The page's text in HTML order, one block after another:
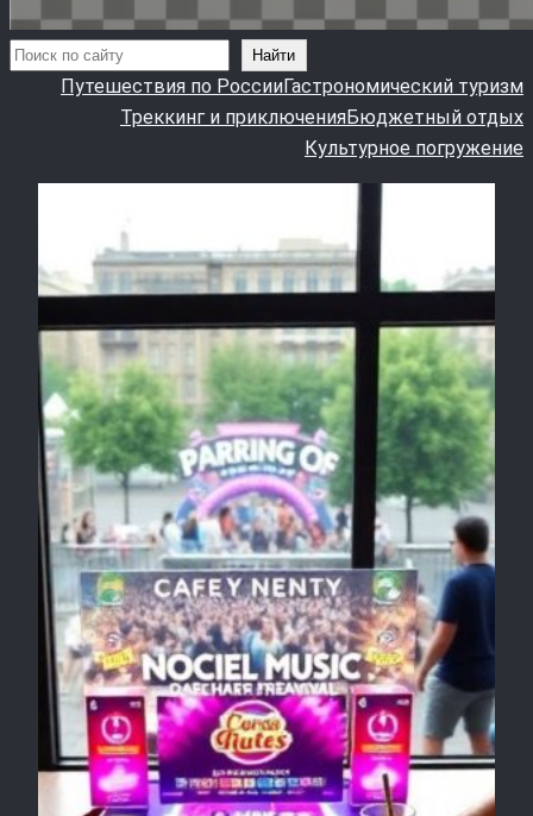
Поиск Найти
Путешествия по РоссииГастрономический туризм
Треккинг и приключенияБюджетный отдых
Культурное погружение